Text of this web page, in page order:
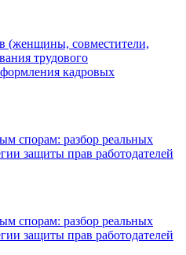
(женщины, совместители,
трудового
кадровых
спорам: разбор реальных
защиты прав работодателей
спорам: разбор реальных
защиты прав работодателей